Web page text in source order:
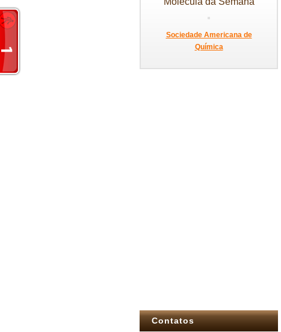
Sociedade Americana de
Química
Contatos